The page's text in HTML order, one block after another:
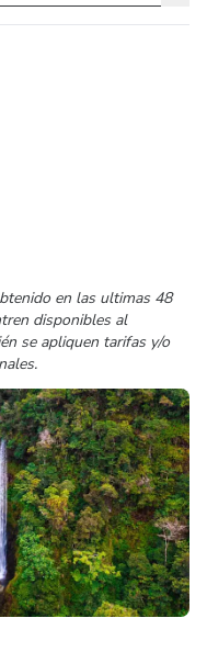
en las ultimas 48
disponibles al
se apliquen tarifas y/o